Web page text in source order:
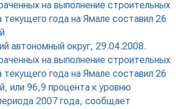
на выполнение строительных
года на Ямале составил 26
автономный округ, 29.04.2008.
на выполнение строительных
года на Ямале составил 26
или 96,9 процента к уровню
2007 года, сообщает